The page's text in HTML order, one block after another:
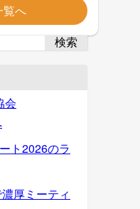
覧へ
検索
会
ト2026のラ
厚ミーティ